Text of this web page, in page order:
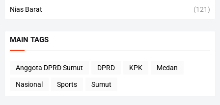
Nias Barat (121)
MAIN TAGS
Anggota DPRD Sumut DPRD KPK Medan
Nasional Sports Sumut